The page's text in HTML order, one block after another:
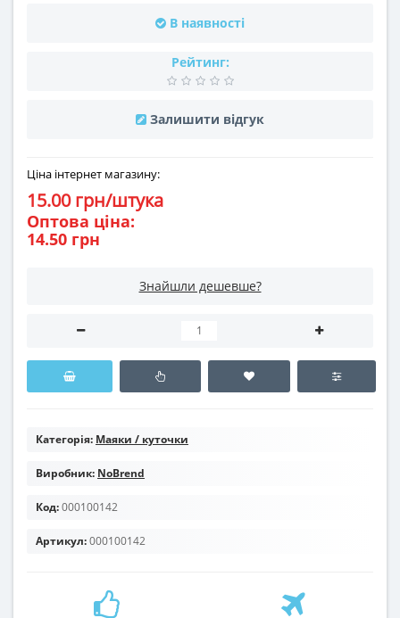
В наявності
Рейтинг:
Залишити відгук
Ціна інтернет магазину:
15.00 грн/штука
Оптова ціна:
14.50 грн
Знайшли дешевше?
Категорія: Маяки / куточки
Виробник: NoBrend
Код:000100142
Артикул:000100142